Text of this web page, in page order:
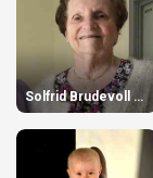
Solfrid Brudevoll 90 år!